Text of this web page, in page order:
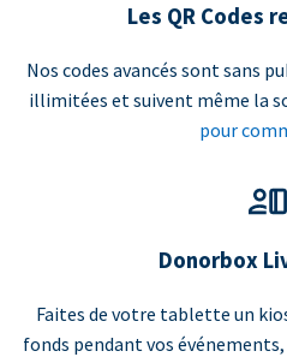
Les QR Codes
Nos codes avancés sont sans
illimitées et suivent même la
pour
Donorbox
Faites de votre tablette un
fonds pendant vos